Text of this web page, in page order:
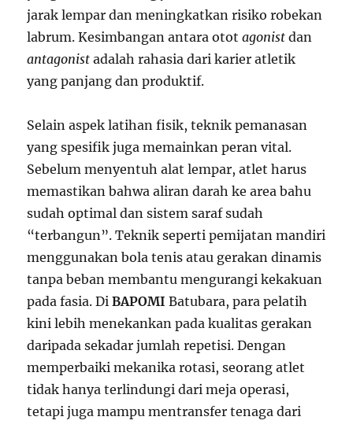
jarak lempar dan meningkatkan risiko robekan
labrum. Kesimbangan antara ototagonist dan
antagonist adalah rahasia dari karier atletik
yang panjang dan produktif.
Selain aspek latihan fisik, teknik pemanasan
yang spesifik juga memainkan peran vital.
Sebelum menyentuh alat lempar, atlet harus
memastikan bahwa aliran darah ke area bahu
sudah optimal dan sistem saraf sudah
“terbangun”. Teknik seperti pemijatan mandiri
menggunakan bola tenis atau gerakan dinamis
tanpa beban membantu mengurangi kekakuan
pada fasia. DiBAPOMI Batubara, para pelatih
kini lebih menekankan pada kualitas gerakan
daripada sekadar jumlah repetisi. Dengan
memperbaiki mekanika rotasi, seorang atlet
tidak hanya terlindungi dari meja operasi,
tetapi juga mampu mentransfer tenaga dari